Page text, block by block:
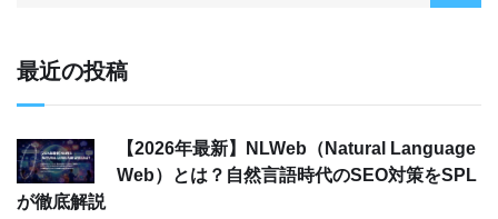
最近の投稿
【2026年最新】NLWeb（Natural Language
Web）とは？自然言語時代のSEO対策をSPL
が徹底解説